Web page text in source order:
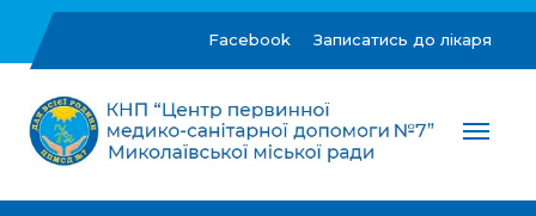
content
Facebook Записатись до лікаря
ЦПМСД №7 м.Миколаїв
первинної медико-санітарної допомоги №7"